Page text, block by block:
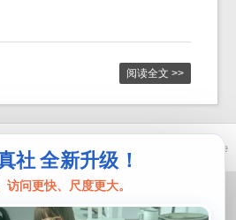
阅读全文 >>
社 全新升级！
访问更快、尺度更大。
案 XXX 号 | Themeckvearm by ttcrivpe